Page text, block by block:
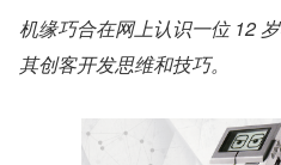
机缘巧合在网上认识一位 12
其创客开发思维和技巧。